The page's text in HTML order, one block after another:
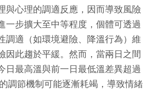
與心理的調適反應，因而導致風險
一步擴大至中等程度，個體可透過
調適（如環境避險、降溫行為）維
因此趨於平緩。然而，當兩日之間
日最高溫與前一日最低溫差異超過
調節機制可能逐漸耗竭，導致情緒